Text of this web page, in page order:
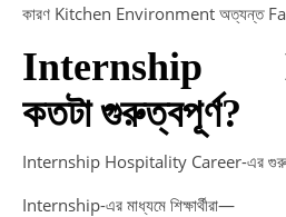
কারণ Kitchen Environment অত্যন্ত
Internship
কতটা গুরুত্বপূর্ণ?
Internship Hospitality Career-এর
Internship-এর মাধ্যমে শিক্ষার্থীরা—